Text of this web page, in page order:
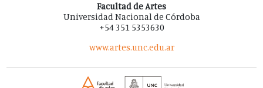
Facultad de Artes
Universidad Nacional de Córdoba
+54 351 5353630
www.artes.unc.edu.ar